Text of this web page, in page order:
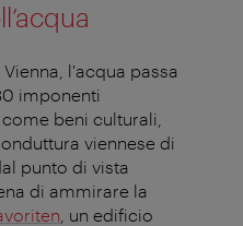
l'acqua passa
imponenti
beni culturali,
viennese di
punto di vista
di ammirare la
, un edificio